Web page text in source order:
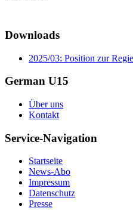
Downloads
2025/03: Position zur
German U15
Über uns
Kontakt
Service-Navigation
Startseite
News-Abo
Impressum
Datenschutz
Presse